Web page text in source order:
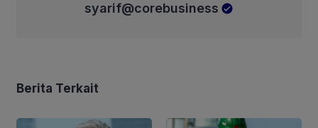
syarif@corebusiness
Berita Terkait